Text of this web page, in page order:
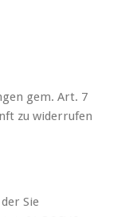
gem. Art. 7
zu widerrufen
Sie